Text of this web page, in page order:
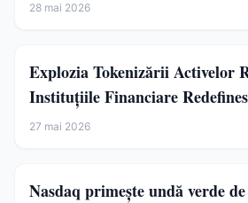
28 mai 2026
Explozia Tokenizării Activelor
Instituțiile Financiare
27 mai 2026
Nasdaq primește undă verde